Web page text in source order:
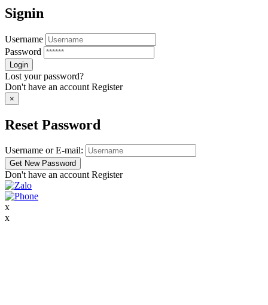
Signin
Username
Password
Lost your password?
Don't have an account Register
×
Reset Password
Username or E-mail:
Don't have an accountRegister
x
x